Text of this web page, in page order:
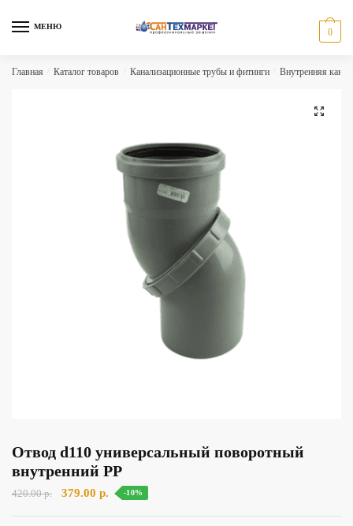
МЕНЮ
0
Главная Каталог товаров Канализационные трубы и фитинги Внутренняя
🔍
Отвод d110 универсальный поворотный
внутренний PP
420.00р.
Первоначальная
379.00 р. Текущая
-10%